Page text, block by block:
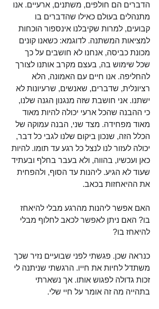
הדברים הם חולפים, משתנים, ארעיים. אנו
מתנהלים בעולם כאילו שהדברים בו
קבועים, למרות שקיבלנו אינספור הוכחות
למציאות המשתנה. לדוגמא: כשאנו קונים
מכונת כביסה, אנחנו לא חושבים על כך
שכל שימוש בה, בעצם מקרב אותנו לצורך
להחליפה. אנו חיים עם האמונה, הלא
רציונלית, שדברים, שאנשים, שרעיונות לא
ישתנו. אני חושבת שזה מנגנון הגנה שלנו,
כי ההבנה שהכל ארעי יכולה להיות מאוד
מאוד מפחידה. מצד שני, הבנה עמוקה של
הכלל הזה, שנכון ביקום שלנו לגבי כל דבר,
יכולה לעזור לנו לנצל כל רגע עד תומו. להיות
כאן ועכשיו, בהווה, ולא בעבר בחלף ובעתיד
שעוד לא הגיע. ליהנות עד הסוף, ולהפחית
את ההיאחזות בכאב.
האם אפשר ליהנות מהרגע מבלי להיאחז
בו? האם ניתן לאפשר לכאב לחלוף מבלי
להיאחז בו?
כנראה שכן. פגשתי לפני שבועיים נזיר שכך
משתדל לחיות את חייו. הרגשתי שניתנה לי
זכות גדולה לפגוש אותו. אך נשארתי
בתהייה מה זה אומר על חיי שלי.